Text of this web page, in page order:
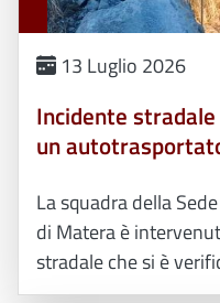
13 Luglio 2026
Incidente
un
La squadra della
di Matera è
stradale che si è